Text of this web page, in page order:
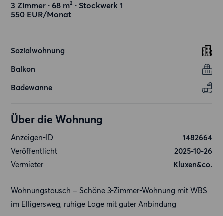
3 Zimmer ∙ 68 m² ∙ Stockwerk 1
550 EUR/Monat
Sozialwohnung
Balkon
Badewanne
Über die Wohnung
Anzeigen-ID
1482664
Veröffentlicht
2025-10-26
Vermieter
Kluxen&co.
Wohnungstausch – Schöne 3-Zimmer-Wohnung mit WBS
im Elligersweg, ruhige Lage mit guter Anbindung